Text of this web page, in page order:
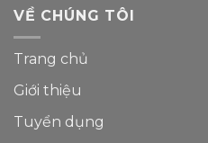
VỀ CHÚNG TÔI
Trang chủ
Giới thiệu
Tuyển dụng